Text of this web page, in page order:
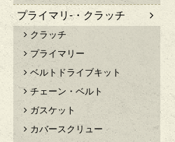
プライマリ-・クラッチ
クラッチ
プライマリー
ベルトドライブキット
チェーン・ベルト
ガスケット
カバースクリュー